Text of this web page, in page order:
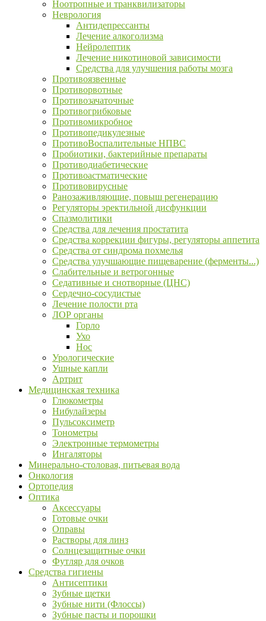
Ноотропные и транквилизаторы
Неврология
Антидепрессанты
Лечение алкоголизма
Нейролептик
Лечение никотиновой зависимости
Средства для улучшения работы мозга
Противоязвенные
Противорвотные
Противозачаточные
Противогрибковые
Противомикробное
Противопедикулезные
ПротивоВоспалительные НПВС
Пробиотики, бактерийные препараты
Противодиабетические
Противоастматические
Противовирусные
Ранозаживляющие, повыш регенерацию
Регуляторы эректильной дисфункции
Спазмолитики
Средства для лечения простатита
Средства коррекции фигуры, регуляторы аппетита
Средства от синдрома похмелья
Средства улучшающие пищеварение (ферменты...)
Слабительные и ветрогонные
Седативные и снотворные (ЦНС)
Сердечно-сосудистые
Лечение полости рта
ЛОР органы
Горло
Ухо
Нос
Урологические
Ушные капли
Артрит
Медицинская техника
Глюкометры
Нибулайзеры
Пульсоксиметр
Тонометры
Электронные термометры
Ингаляторы
Минерально-столовая, питьевая вода
Онкология
Ортопедия
Оптика
Аксессуары
Готовые очки
Оправы
Растворы для линз
Солнцезащитные очки
Футляр для очков
Средства гигиены
Антисептики
Зубные щетки
Зубные нити (Флоссы)
Зубные пасты и порошки